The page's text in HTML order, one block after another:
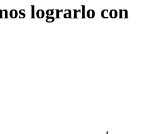
lograrlo con